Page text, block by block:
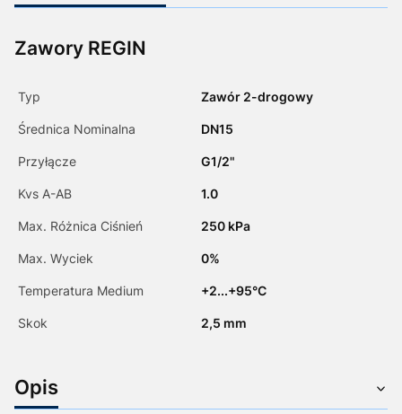
Zawory REGIN
Typ Zawór 2-drogowy
Średnica Nominalna DN15
Przyłącze G1/2"
Kvs A-AB 1.0
Max. Różnica Ciśnień 250 kPa
Max. Wyciek 0%
Temperatura Medium +2...+95°C
Skok 2,5 mm
Opis